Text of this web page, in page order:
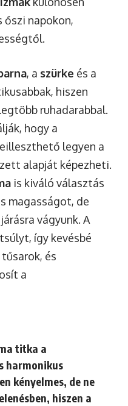
őszi napokon,
, a szürke és a
hiszen
ruhadarabbal.
hogy a
legyen a
alapját képezheti.
is kiváló választás
magasságot, de
vágyunk. A
így kevésbé
és
a
titka a
harmonikus
kényelmes, de ne
hiszen a